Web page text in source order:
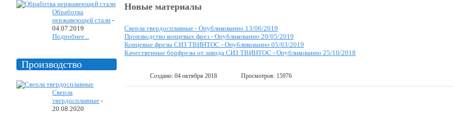
Обработка
нержавеющей стали -
04.07.2019
Подробнее...
Производство
Сверла
твердосплавные -
20.08.2020
Новые материалы
Сверла твердосплавные - Опубликованно 13/06/2019
Производство концевых фрез - Опубликованно 20/05/2019
Концевые фрезы СИЗ ТВИНТОС - Опубликованно 05/03/2019
Качественные борфрезы от завода СИЗ ТВИНТОС - Опубликованно 25/10/2018
Создано: 04 октября 2018 Просмотров: 15976